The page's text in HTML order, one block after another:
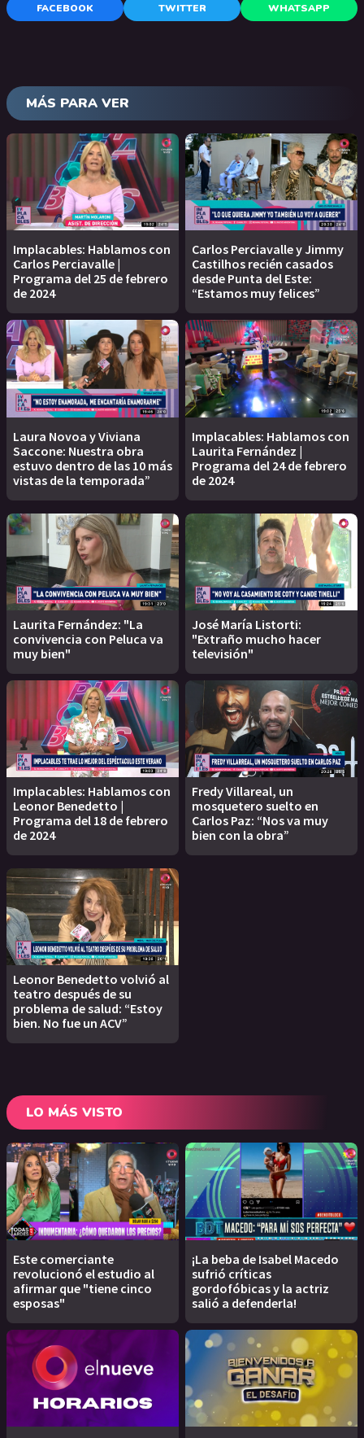
FACEBOOK TWITTER WHATSAPP
MÁS PARA VER
Implacables: Hablamos con
Carlos Perciavalle |
Programa del 25 de febrero
de 2024
Carlos Perciavalle y Jimmy
Castilhos recién casados
desde Punta del Este:
“Estamos muy felices”
Laura Novoa y Viviana
Saccone: Nuestra obra
estuvo dentro de las 10 más
vistas de la temporada”
Implacables: Hablamos con
Laurita Fernández |
Programa del 24 de febrero
de 2024
Laurita Fernández: "La
convivencia con Peluca va
muy bien"
José María Listorti:
"Extraño mucho hacer
televisión"
Implacables: Hablamos con
Leonor Benedetto |
Programa del 18 de febrero
de 2024
Fredy Villareal, un
mosquetero suelto en
Carlos Paz: “Nos va muy
bien con la obra”
Leonor Benedetto volvió al
teatro después de su
problema de salud: “Estoy
bien. No fue un ACV”
LO MÁS VISTO
Este comerciante
revolucionó el estudio al
afirmar que "tiene cinco
esposas"
¡La beba de Isabel Macedo
sufrió críticas
gordofóbicas y la actriz
salió a defenderla!